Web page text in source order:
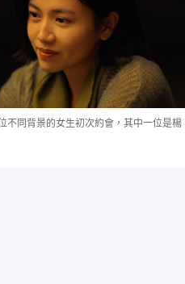
同背景的女生初次約會，其中一位是楊